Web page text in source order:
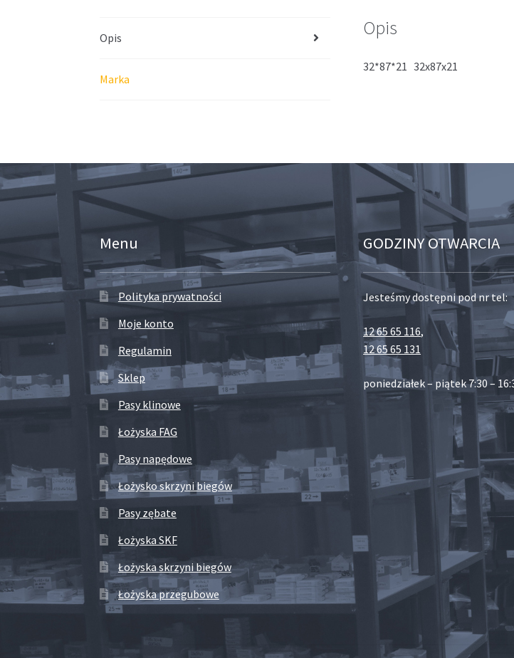
Opis
Marka
Opis
32*87*21 32x87x21
Menu
Polityka prywatności
Moje konto
Regulamin
Sklep
Pasy klinowe
Łożyska FAG
Pasy napędowe
Łożysko skrzyni biegów
Pasy zębate
Łożyska SKF
Łożyska skrzyni biegów
Łożyska przegubowe
GODZINY OTWARCIA
Jesteśmy dostępni pod nr tel:
12 65 65 116,
12 65 65 131
poniedziałek – piątek 7:30 –